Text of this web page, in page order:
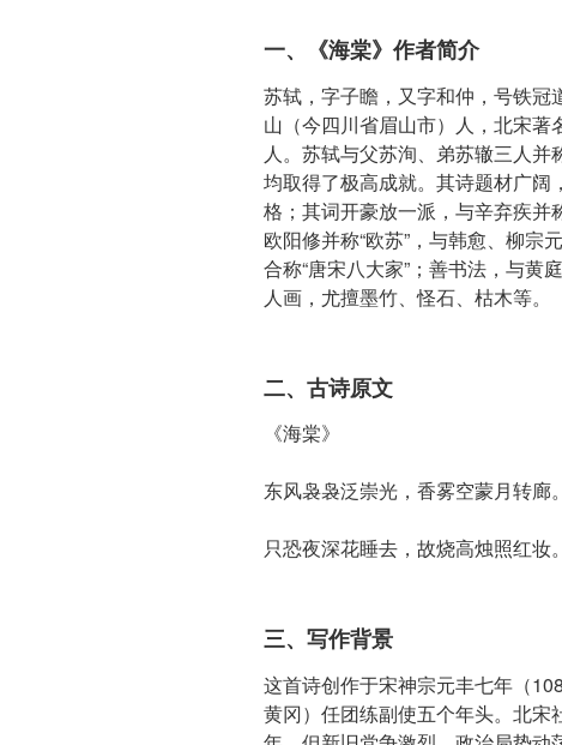
一、《海棠》作者简介
苏轼，字子瞻，又字和仲，号铁
山（今四川省眉山市）人，北宋
人。苏轼与父苏洵、弟苏辙三人并
均取得了极高成就。其诗题材广
格；其词开豪放一派，与辛弃疾并
欧阳修并称“欧苏”，与韩愈、柳宗
合称“唐宋八大家”；善书法，与黄
人画，尤擅墨竹、怪石、枯木等。
二、古诗原文
《海棠》
东风袅袅泛崇光，香雾空蒙月转廊。
只恐夜深花睡去，故烧高烛照红妆。
三、写作背景
这首诗创作于宋神宗元丰七年（
黄冈）任团练副使五个年头。北